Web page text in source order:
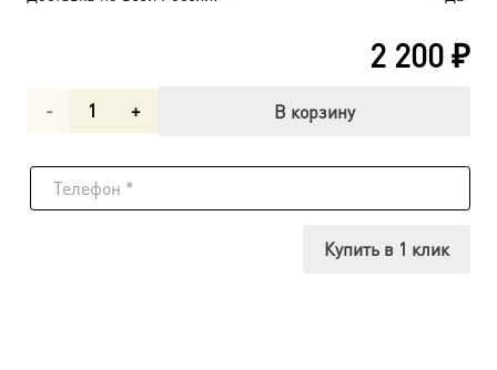
2 200₽
Количество
Антоний,
В корзину
Купить в 1 клик